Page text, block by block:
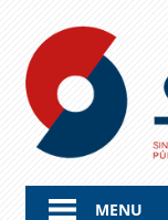
content
MENU